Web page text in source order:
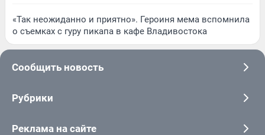
«Так неожиданно и приятно». Героиня мема вспомнила
о съемках с гуру пикапа в кафе Владивостока
Сообщить новость
Рубрики
Реклама на сайте